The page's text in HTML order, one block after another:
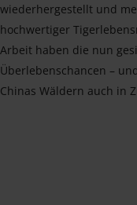
wiederhergestellt und
hochwertiger
Arbeit haben die nun
Überlebenschancen –
Chinas Wäldern auch in